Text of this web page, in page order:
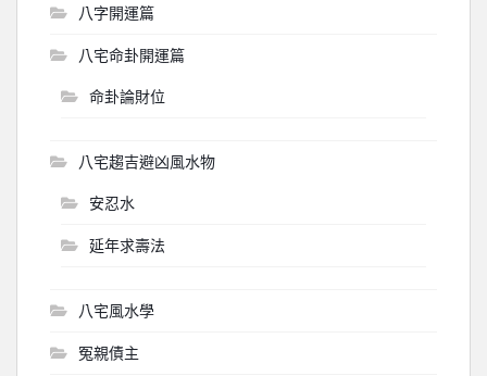
八字開運篇
八宅命卦開運篇
命卦論財位
八宅趨吉避凶風水物
安忍水
延年求壽法
八宅風水學
冤親債主